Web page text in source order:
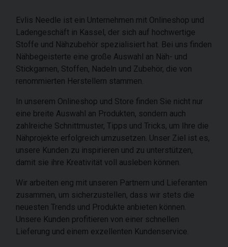
Evlis Needle ist ein Unternehmen mit Onlineshop und
Ladengeschäft in Kassel, der sich auf hochwertige
Stoffe und Nähzubehör spezialisiert hat. Bei uns finden
Nähbegeisterte eine große Auswahl an Näh- und
Stickgarnen, Stoffen, Nadeln und Zubehör, die von
renommierten Herstellern stammen.
In unserem Onlineshop und Store finden Sie nicht nur
eine breite Auswahl an Produkten, sondern auch
zahlreiche Schnittmuster, Tipps und Tricks, um Ihre die
Nähprojekte erfolgreich umzusetzen. Unser Ziel ist es,
unsere Kunden zu inspirieren und zu unterstützen,
damit sie ihre Kreativität voll ausleben können.
Wir arbeiten eng mit unseren Partnern und Lieferanten
zusammen, um sicherzustellen, dass wir stets die
neuesten Trends und Produkte anbieten können.
Unsere Kunden profitieren von einer schnellen
Lieferung und einem exzellenten Kundenservice.